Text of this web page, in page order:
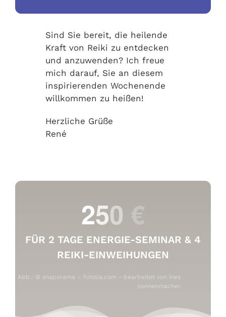
Sind Sie bereit, die heilende
Kraft von Reiki zu entdecken
und anzuwenden? Ich freue
mich darauf, Sie an diesem
inspirierenden Wochenende
willkommen zu heißen!
Herzliche Grüße
René
FÜR 2 TAGE ENERGIE-SEMINAR & 4
REIKI-EINWEIHUNGEN
Abb.: © snaporama – fotolia.com ~ bearbeitet von ines
nonnenmacher